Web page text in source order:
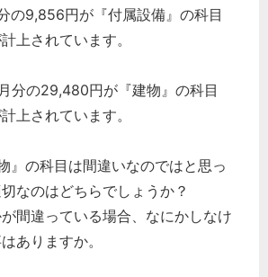
の9,856円が『付属設備』の科目
上されています。
分の29,480円が『建物』の科目
上されています。
』の科目は間違いなのではと思っ
なのはどちらでしょうか？
間違っている場合、なにかしなけ
ありますか。